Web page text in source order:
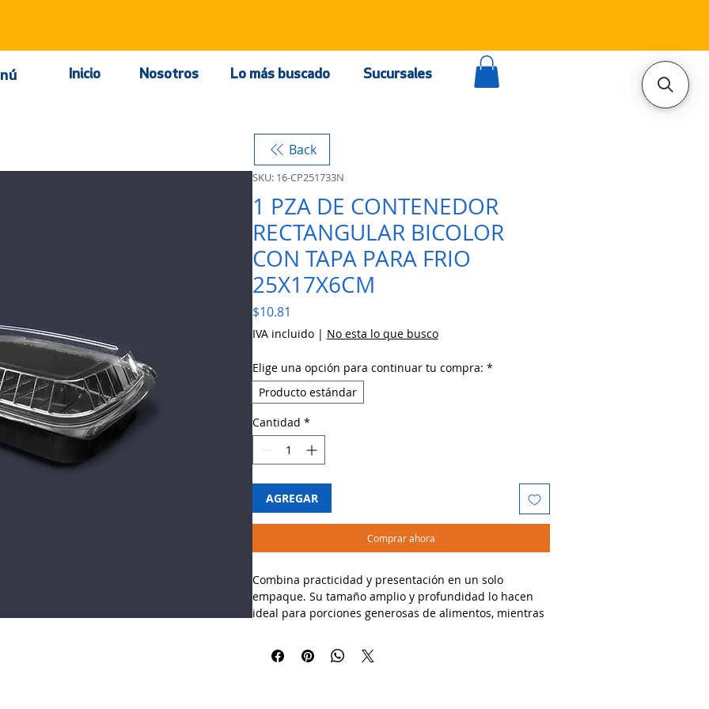
Inicio Nosotros Lo más buscado Sucursales
Back
SKU: 16-CP251733N
1 PZA DE CONTENEDOR
RECTANGULAR BICOLOR
CON TAPA PARA FRIO
25X17X6CM
$10.81
IVA incluido| No esta lo que busco
Elige una opción para continuar tu compra: *
Producto estándar
Cantidad *
AGREGAR
Comprar ahora
Combina practicidad y presentación en un solo
empaque. Su tamaño amplio y profundidad lo hacen
ideal para porciones generosas de alimentos, mientras
platillo.